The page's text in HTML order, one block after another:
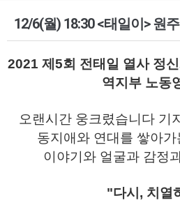
12/6(월) 18:30 <태일이> 원
2021 제5회 전태일 열사 정
역지부 노동
오랜시간 웅크렸습니다 기
동지애와 연대를 쌓아
이야기와 얼굴과 감정
"다시, 치열